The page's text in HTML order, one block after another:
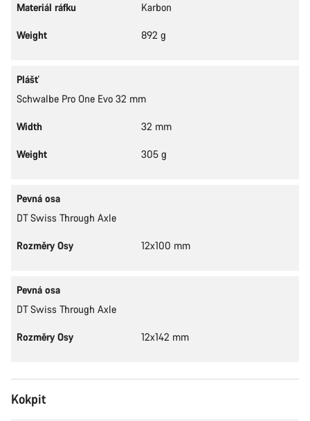
Materiál ráfku Karbon
Weight 892 g
Plášť
Schwalbe Pro One Evo 32 mm
Width 32 mm
Weight 305 g
Pevná osa
DT Swiss Through Axle
Rozměry Osy 12x100 mm
Pevná osa
DT Swiss Through Axle
Rozměry Osy 12x142 mm
Kokpit